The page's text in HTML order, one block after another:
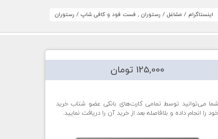
اینستاگرام / مشاغل / رستوران , فست فود و کافی شاپ / رستوران
125,000 تومان
شما می‌توانید توسط تمامی کارت‌های بانکی عضو شتاب خرید
خود را انجام داده و بلافاصله بعد از خرید آن را دریافت نمایید.